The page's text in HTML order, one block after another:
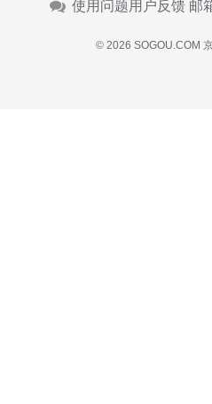
使用问题用户反馈 邮
© 2026 SOGOU.COM